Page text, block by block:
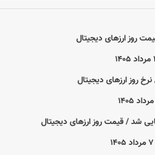
روز ارزهای دیجیتال
شد / قیمت روز ارزهای دیجیتال